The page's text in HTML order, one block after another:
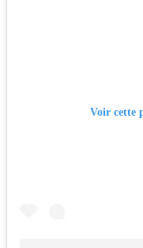
Voir cette